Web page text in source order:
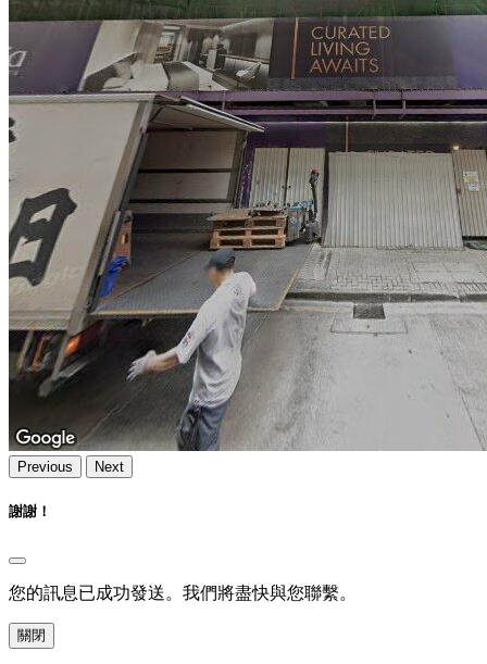
Previous Next
謝謝！
您的訊息已成功發送。我們將盡快與您聯繫。
關閉